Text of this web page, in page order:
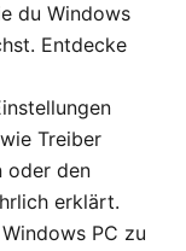
du Windows
Entdecke
Treiber
oder den
erklärt.
PC zu